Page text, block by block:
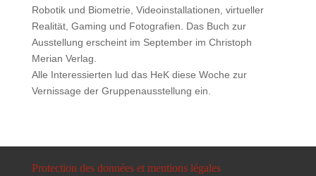
Robotik und Biometrie, Videoinstallationen, virtueller
Realität, Gaming und Fotografien. Das Buch zur
Ausstellung erscheint im September im Christoph
Merian Verlag.
Alle Interessierten lud das HeK diese Woche zur
Vernissage der Gruppenausstellung ein.
Protection des données et mentions légales